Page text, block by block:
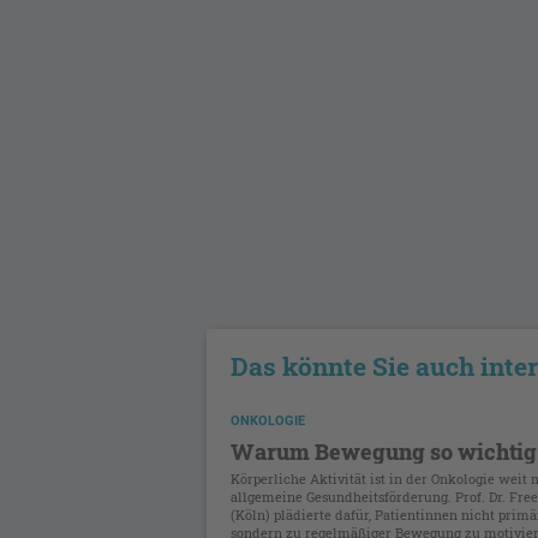
Das könnte Sie auch
ONKOLOGIE
Warum Bewegung so
Körperliche Aktivität ist in der Onkologie weit
allgemeine Gesundheitsförderung. Prof. Dr.
(Köln) plädierte dafür, Patientinnen nicht primär
sondern zu regelmäßiger Bewegung zu